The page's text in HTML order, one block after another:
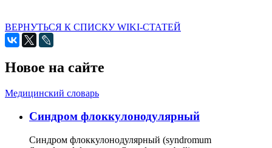
ВЕРНУТЬСЯ К СПИСКУ WIKI-СТАТЕЙ
Новое на сайте
Медицинский словарь
Cиндром флоккулонодулярный
Синдром флоккулонодулярный (syndromum